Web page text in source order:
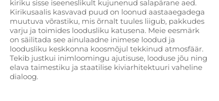
kiriku sisse iseeneslikult kujunenud salapärane aed.
Kirikusaalis kasvavad puud on loonud aastaaegadega
muutuva võrastiku, mis õrnalt tuules liigub, pakkudes
varju ja toimides loodusliku katusena. Meie eesmärk
on säilitada see ainulaadne inimese loodud ja
loodusliku keskkonna koosmõjul tekkinud atmosfäär.
Tekib justkui inimloomingu ajutisuse, looduse jõu ning
elava taimestiku ja staatilise kiviarhitektuuri vaheline
dialoog.